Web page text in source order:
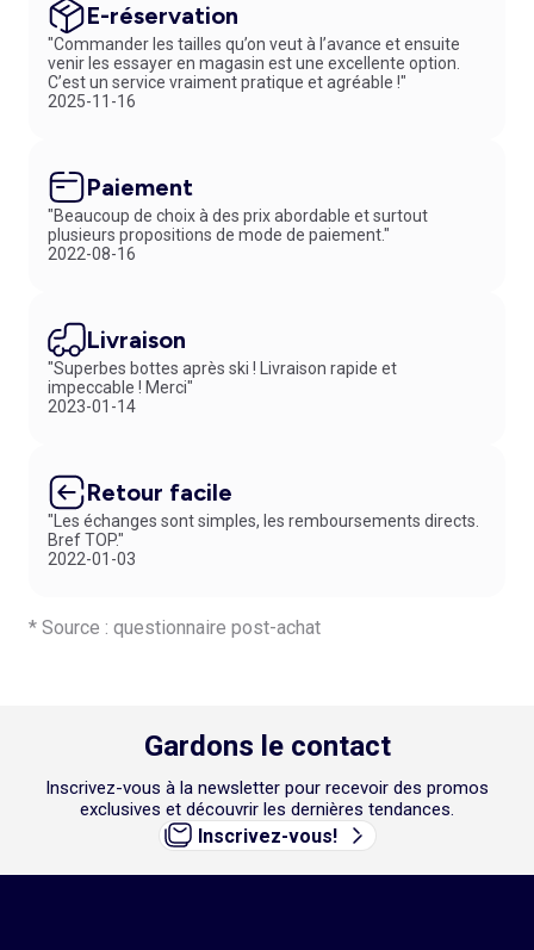
E-réservation
"Commander les tailles qu’on veut à l’avance et ensuite
venir les essayer en magasin est une excellente option.
C’est un service vraiment pratique et agréable !"
2025-11-16
Paiement
"Beaucoup de choix à des prix abordable et surtout
plusieurs propositions de mode de paiement."
2022-08-16
Livraison
"Superbes bottes après ski ! Livraison rapide et
impeccable ! Merci"
2023-01-14
Retour facile
"Les échanges sont simples, les remboursements directs.
Bref TOP."
2022-01-03
* Source : questionnaire post-achat
Gardons le contact
Inscrivez-vous à la newsletter pour recevoir des promos
exclusives et découvrir les dernières tendances.
Inscrivez-vous!